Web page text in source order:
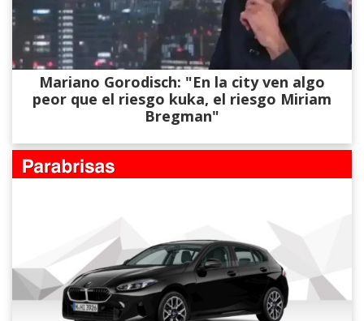
Mariano Gorodisch: "En la city ven algo
peor que el riesgo kuka, el riesgo Miriam
Bregman"